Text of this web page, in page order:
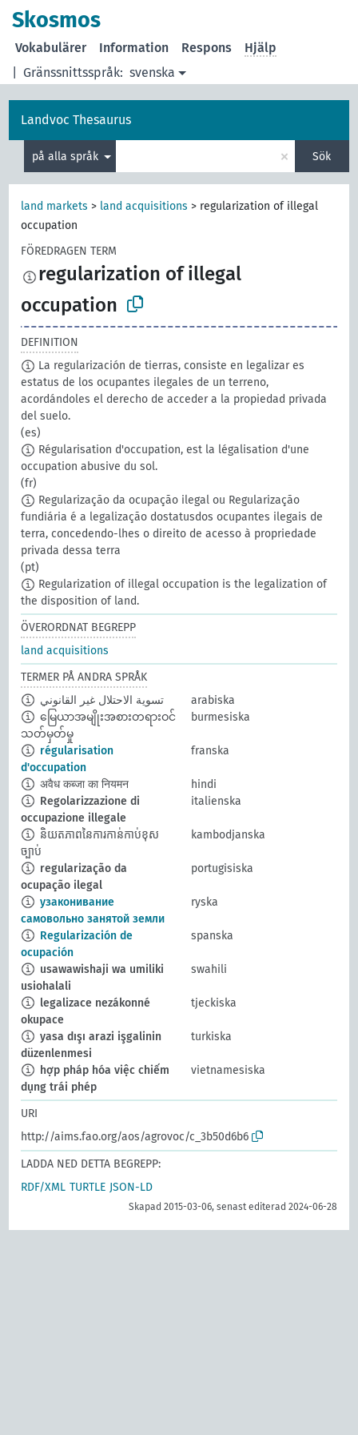
Skosmos
Gränssnittsspråk: svenska
Vokabulärer Information Respons Hjälp
Landvoc Thesaurus
på alla språk × Sök
land markets > land acquisitions > regularization of illegal
occupation
FÖREDRAGEN TERM
regularization of illegal
occupation
DEFINITION
La regularización de tierras, consiste en legalizar es
estatus de los ocupantes ilegales de un terreno,
acordándoles el derecho de acceder a la propiedad privada
del suelo.
(es)
Régularisation d'occupation, est la légalisation d'une
occupation abusive du sol.
(fr)
Regularização da ocupação ilegal ou Regularização
fundiária é a legalização dostatusdos ocupantes ilegais de
terra, concedendo-lhes o direito de acesso à propriedade
privada dessa terra
(pt)
Regularization of illegal occupation is the legalization of
the disposition of land.
ÖVERORDNAT BEGREPP
land acquisitions
TERMER PÅ ANDRA SPRÅK
تسوية الاحتلال غير القانوني
arabiska
မြေယာအမျိုးအစားတရားဝင်
သတ်မှတ်မှု
burmesiska
régularisation
d'occupation
franska
अवैध कब्जा का नियमन
hindi
Regolarizzazione di
occupazione illegale
italienska
និយតភាពនៃការកាន់កាប់ខុស
ច្បាប់
kambodjanska
regularização da
ocupação ilegal
portugisiska
узаконивание
самовольно занятой земли
ryska
Regularización de
ocupación
spanska
usawawishaji wa umiliki
usiohalali
swahili
legalizace nezákonné
okupace
tjeckiska
yasa dışı arazi işgalinin
düzenlenmesi
turkiska
hợp pháp hóa việc chiếm
dụng trái phép
vietnamesiska
URI
http://aims.fao.org/aos/agrovoc/c_3b50d6b6
LADDA NED DETTA BEGREPP:
RDF/XML TURTLE JSON-LD
Skapad 2015-03-06, senast editerad 2024-06-28